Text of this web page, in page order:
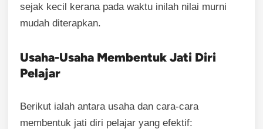
sejak kecil kerana pada waktu inilah nilai murni
mudah diterapkan.
Usaha-Usaha Membentuk Jati Diri
Pelajar
Berikut ialah antara usaha dan cara-cara
membentuk jati diri pelajar yang efektif: